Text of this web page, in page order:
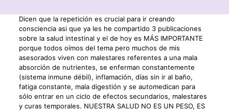
Dicen que la repetición es crucial para ir creando
consciencia asi que ya les he compartido 3 publicaciones
sobre la salud intestinal y el de hoy es MÁS IMPORTANTE
porque todos oímos del tema pero muchos de mis
asesorados viven con malestares referentes a una mala
absorción de nutrientes, se enferman constantemente
(sistema inmune débil), inflamación, días sin ir al baño,
fatiga constante, mala digestión y se automedican para
sólo entrar en un ciclo de efectos secundarios, malestares
y curas temporales. NUESTRA SALUD NO ES UN PESO, ES